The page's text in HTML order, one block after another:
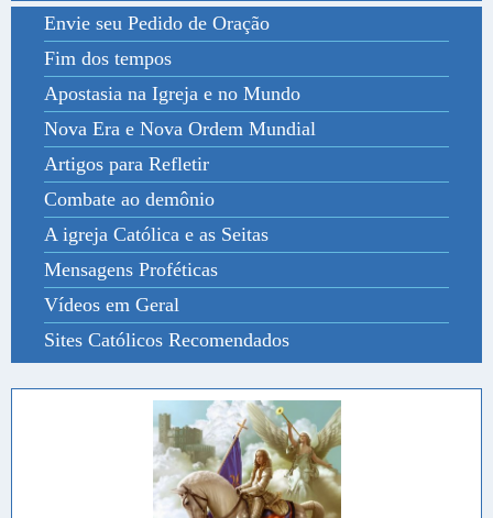
Envie seu Pedido de Oração
Fim dos tempos
Apostasia na Igreja e no Mundo
Nova Era e Nova Ordem Mundial
Artigos para Refletir
Combate ao demônio
A igreja Católica e as Seitas
Mensagens Proféticas
Vídeos em Geral
Sites Católicos Recomendados